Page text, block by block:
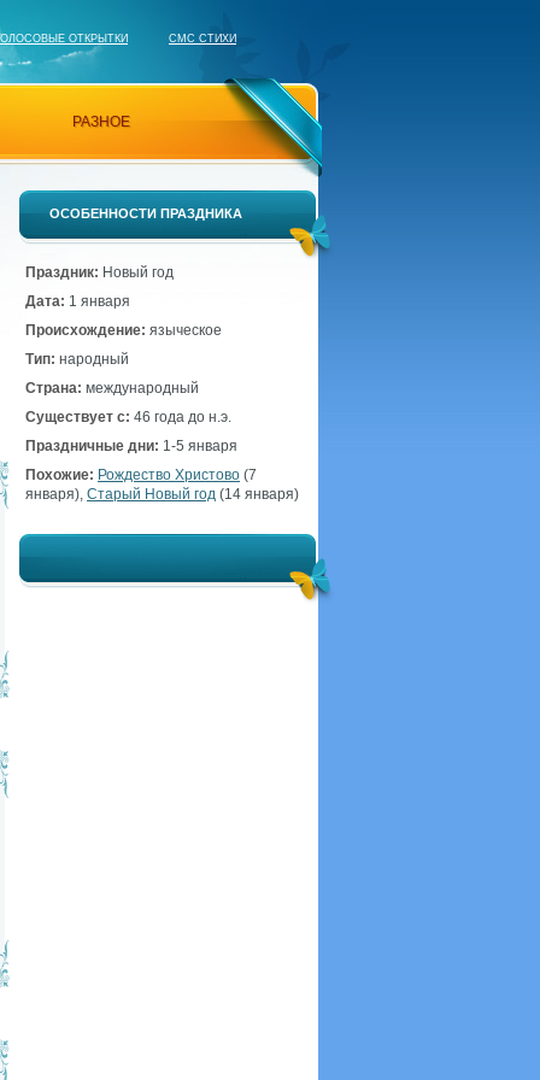
ОТКРЫТКИ СМС СТИХИ
РАЗНОЕ
ОСОБЕННОСТИ ПРАЗДНИКА
Праздник: Новый год
Дата: 1 января
Происхождение: языческое
Тип: народный
Страна: международный
Существует с: 46 года до н.э.
Праздничные дни: 1-5 января
Похожие: Рождество Христово (7
января), Старый Новый год (14 января)